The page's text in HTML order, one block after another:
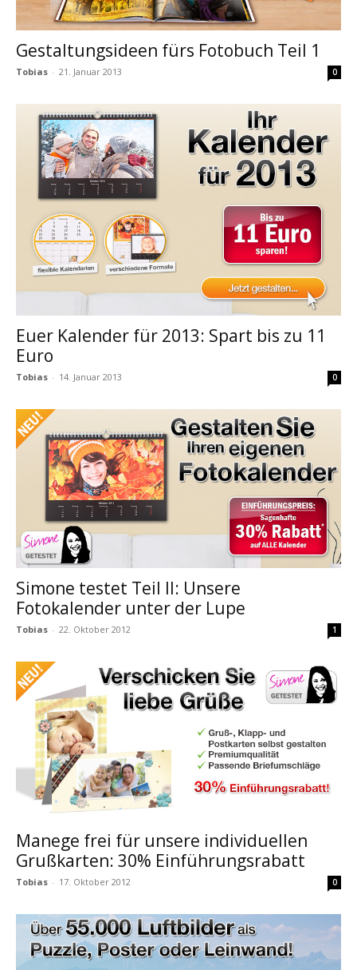
Gestaltungsideen fürs Fotobuch Teil 1
Tobias - 21. Januar 2013 0
Euer Kalender für 2013: Spart bis zu 11
Euro
Tobias - 14. Januar 2013 0
Simone testet Teil II: Unsere
Fotokalender unter der Lupe
Tobias - 22. Oktober 2012 1
Manege frei für unsere individuellen
Grußkarten: 30% Einführungsrabatt
Tobias - 17. Oktober 2012 0